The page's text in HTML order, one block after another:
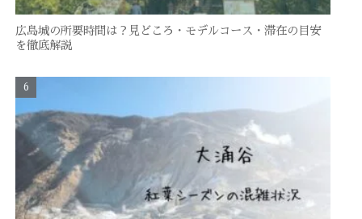
広島城の所要時間は？見どころ・モデルコース・滞在の目安
を徹底解説